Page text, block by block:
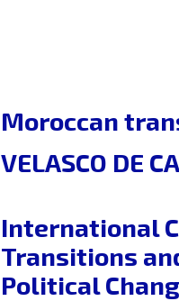
Moroccan
VELASCO DE
International
Transitions
Political